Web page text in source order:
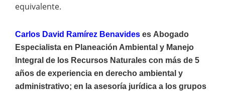
equivalente.
Carlos David Ramírez Benavides es Abogado
Especialista en Planeación Ambiental y Manejo
Integral de los Recursos Naturales con más de 5
años de experiencia en derecho ambiental y
administrativo; en la asesoría jurídica a los grupos